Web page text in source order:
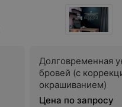
Долговременная
бровей (с
окрашиванием)
Цена по запросу